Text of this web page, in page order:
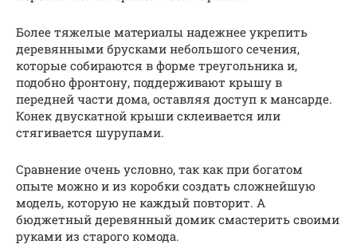
Более тяжелые материалы надежнее укрепить
деревянными брусками небольшого сечения,
которые собираются в форме треугольника и,
подобно фронтону, поддерживают крышу в
передней части дома, оставляя доступ к мансарде.
Конек двускатной крыши склеивается или
стягивается шурупами.
Сравнение очень условно, так как при богатом
опыте можно и из коробки создать сложнейшую
модель, которую не каждый повторит. А
бюджетный деревянный домик смастерить своими
руками из старого комода.